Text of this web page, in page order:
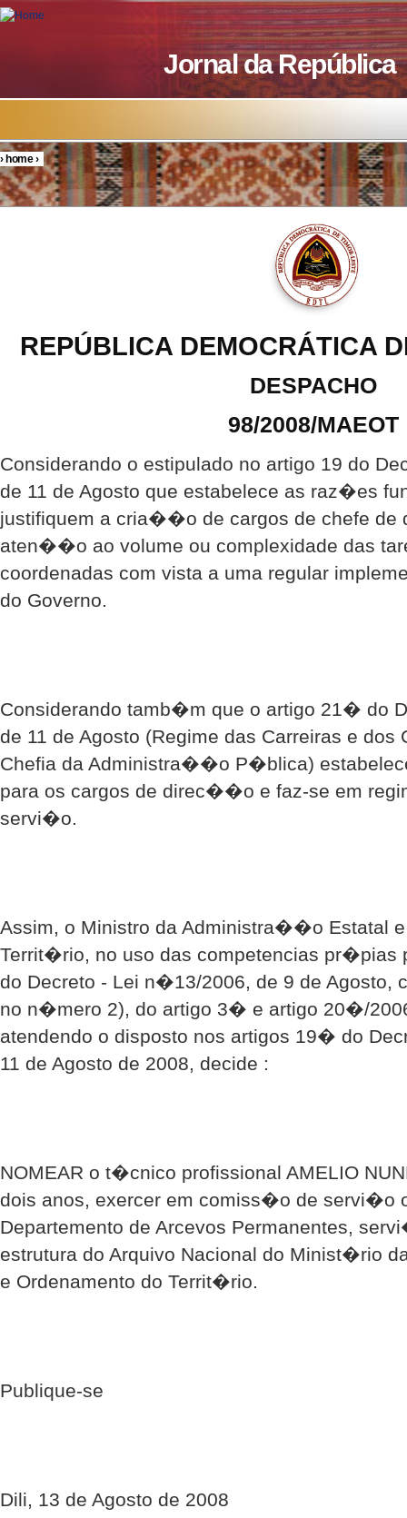
Skip to main content
Jornal da República
You are here
›home›
REPÚBLICA DEMOCRÁTICA
DESPACHO
98/2008/MAEOT
Considerando o estipulado no artigo 19 do
de 11 de Agosto que estabelece as raz�es
justifiquem a cria��o de cargos de chefe de
aten��o ao volume ou complexidade das
coordenadas com vista a uma regular
do Governo.
Considerando tamb�m que o artigo 21� do
de 11 de Agosto (Regime das Carreiras e
Chefia da Administra��o P�blica)
para os cargos de direc��o e faz-se em
servi�o.
Assim, o Ministro da Administra��o Estatal
Territ�rio, no uso das competencias pr�pias
do Decreto - Lei n�13/2006, de 9 de Agosto,
no n�mero 2), do artigo 3� e artigo 20�/
atendendo o disposto nos artigos 19� do
11 de Agosto de 2008, decide :
NOMEAR o t�cnico profissional AMELIO
dois anos, exercer em comiss�o de servi�o
Departemento de Arcevos Permanentes,
estrutura do Arquivo Nacional do Minist�rio
e Ordenamento do Territ�rio.
Publique-se
Dili, 13 de Agosto de 2008